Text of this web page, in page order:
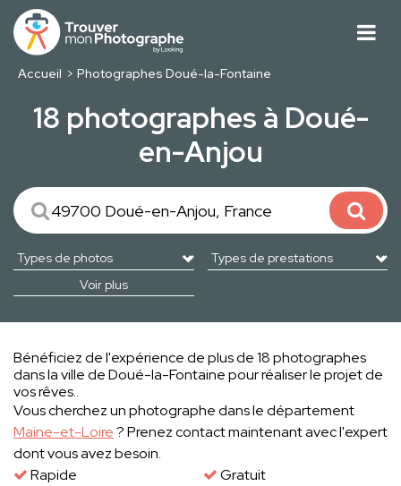
Accueil Photographes Doué-la-Fontaine
18 photographes à Doué-
en-Anjou
Voir plus
Bénéficiez de l'expérience de plus de 18 photographes
dans la ville de Doué-la-Fontaine pour réaliser le projet de
vos rêves..
Vous cherchez un photographe dans le département
Maine-et-Loire? Prenez contact maintenant avec l'expert
dont vous avez besoin.
Rapide
Gratuit